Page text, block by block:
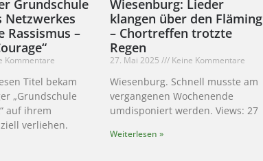
Grundschule
Netzwerkes
Rassismus –
Kommentare
Titel bekam
„Grundschule
auf ihrem
verliehen.
Wiesenburg: Lieder
klangen über den Fläming
– Chortreffen trotzte
Regen
27. Mai 2025 Keine Kommentare
Wiesenburg. Schnell musste am
vergangenen Wochenende
umdisponiert werden. Views: 27
Weiterlesen »